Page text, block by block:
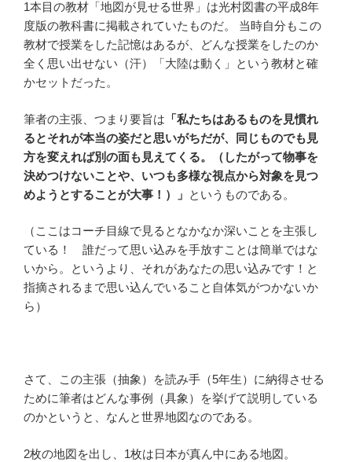
1本目の教材「地図が見せる世界」は光村図書の平成8年
度版の教科書に掲載されていたものだ。 当時自分もこの
教材で授業をした記憶はあるが、どんな授業をしたのか
全く思い出せない（汗）「大陸は動く」という教材と確
かセットだった。
筆者の主張、つまり要旨は 「私たちはあるものを見慣れ
るとそれが本当の姿だと思いがちだが、同じものでも見
方を変えれば別の面も見えてくる。（したがって物事を
決めつけないことや、いつも多様な視点から対象を見つ
めようとすることが大事！）」 というものである。
（ここはコーチ目線で見るとなかなか深いことを主張し
ている！ 誰だって思い込みを手放すことは簡単ではな
いから。というより、それがあなたの思い込みです！と
指摘されるまで思い込んでいること自体気がつかないか
ら）
さて、この主張（抽象）を読み手（5年生）に納得させる
ために筆者はどんな事例（具象）を挙げて説明している
のかというと、なんと世界地図なのである。
2枚の地図を出し、1枚は日本が真ん中にある地図。